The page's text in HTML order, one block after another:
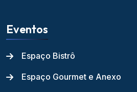
Eventos
Espaço Bistrô
Espaço Gourmet e Anexo